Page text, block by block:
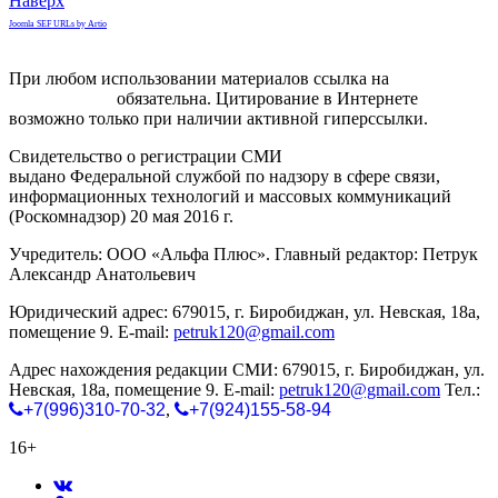
Joomla SEF URLs by Artio
При любом использовании материалов ссылка на
обязательна. Цитирование в Интернете
возможно только при наличии активной гиперссылки.
Свидетельство о регистрации СМИ
выдано Федеральной службой по надзору в сфере связи,
информационных технологий и массовых коммуникаций
(Роскомнадзор) 20 мая 2016 г.
Учредитель: ООО «Альфа Плюс». Главный редактор: Петрук
Александр Анатольевич
Юридический адрес: 679015, г. Биробиджан, ул. Невская, 18а,
помещение 9. E-mail: petruk120@gmail.com
Адрес нахождения редакции СМИ: 679015, г. Биробиджан, ул.
Невская, 18а, помещение 9. E-mail: petruk120@gmail.com Тел.:
+7(996)310-70-32,
+7(924)155-58-94
16+